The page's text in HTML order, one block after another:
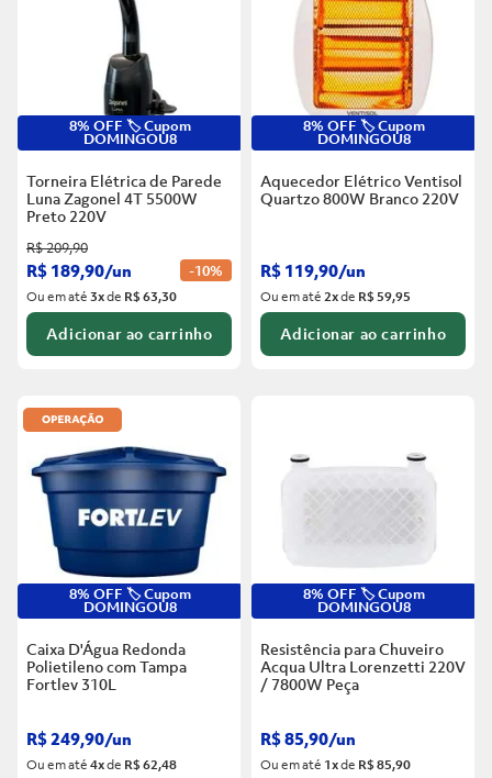
8% OFF 🏷️ Cupom
DOMINGOU8
Torneira Elétrica de Parede
Luna Zagonel 4T 5500W
Preto 220V
R$209,90
R$ 189,90/un -10%
Ou em até3xde R$ 63,30
Adicionar ao carrinho
8% OFF 🏷️ Cupom
DOMINGOU8
Aquecedor Elétrico Ventisol
Quartzo 800W Branco 220V
R$ 119,90/un
Ou em até2xde R$ 59,95
Adicionar ao carrinho
8% OFF 🏷️ Cupom
DOMINGOU8
Caixa D'Água Redonda
Polietileno com Tampa
Fortlev 310L
R$249,90/un
Ou em até4xde R$ 62,48
8% OFF 🏷️ Cupom
DOMINGOU8
Resistência para Chuveiro
Acqua Ultra Lorenzetti 220V
/ 7800W Peça
R$85,90/un
Ou em até 1xde R$ 85,90